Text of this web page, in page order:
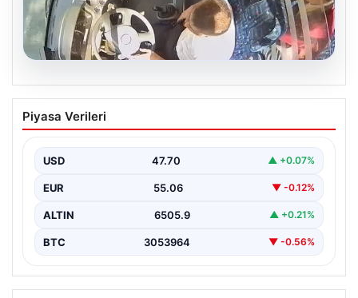
Trabzon’da Otobüste Fenalaşan
Yolcuya Şoförün Hızlı Müdahalesi
yaşındaki yolcu Hasan Öner’in hayatı, şoför Sinan
Erdoğan’ın…
Piyasa Verileri
USD 47.70 ▲ +0.07%
EUR 55.06 ▼ -0.12%
ALTIN 6505.9 ▲ +0.21%
BTC 3053964 ▼ -0.56%